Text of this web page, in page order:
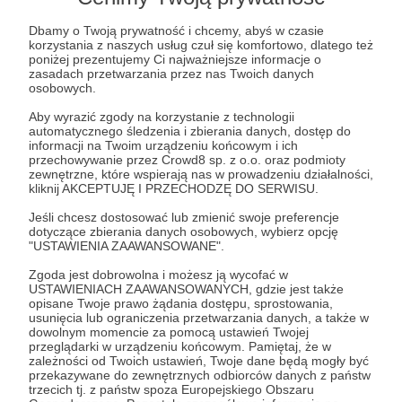
Dbamy o Twoją prywatność i chcemy, abyś w czasie
korzystania z naszych usług czuł się komfortowo, dlatego też
poniżej prezentujemy Ci najważniejsze informacje o
zasadach przetwarzania przez nas Twoich danych
osobowych.
Aby wyrazić zgody na korzystanie z technologii
automatycznego śledzenia i zbierania danych, dostęp do
informacji na Twoim urządzeniu końcowym i ich
przechowywanie przez Crowd8 sp. z o.o. oraz podmioty
zewnętrzne, które wspierają nas w prowadzeniu działalności,
kliknij AKCEPTUJĘ I PRZECHODZĘ DO SERWISU.
Jeśli chcesz dostosować lub zmienić swoje preferencje
dotyczące zbierania danych osobowych, wybierz opcję
"USTAWIENIA ZAAWANSOWANE".
Zgoda jest dobrowolna i możesz ją wycofać w
USTAWIENIACH ZAAWANSOWANYCH, gdzie jest także
opisane Twoje prawo żądania dostępu, sprostowania,
usunięcia lub ograniczenia przetwarzania danych, a także w
dowolnym momencie za pomocą ustawień Twojej
przeglądarki w urządzeniu końcowym. Pamiętaj, że w
zależności od Twoich ustawień, Twoje dane będą mogły być
przekazywane do zewnętrznych odbiorców danych z państw
trzecich tj. z państw spoza Europejskiego Obszaru
Jarosiewicz, o. Józef Witko OFM, ks. Marian
Rajchel, ks. Dominik Chmielewski SDB, Marcin
Jakimowicz, Leszek Dokowicz.
Rozwiń opis
Cele
Cel pierwszy
23 137 zł
brakuje
48%
Pierwszym naszym celem jest
organizowanie rekolekcji on-line, jak
i na żywo, rekolekcji
różnotematycznych, przy tym
Cel drugi
Drugim naszym
potrzebne do
funkcjonowania
czyli